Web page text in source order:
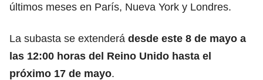
últimos meses en París, Nueva York y Londres.
La subasta se extenderá desde este 8 de mayo a
las 12:00 horas del Reino Unido hasta el
próximo 17 de mayo.